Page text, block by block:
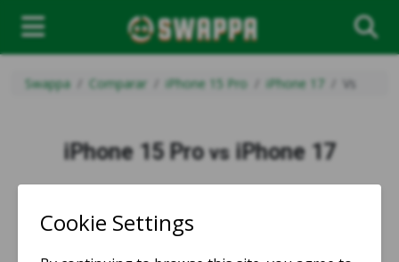
Swappa Comparar iPhone 15 Pro iPhone 17 Vs
iPhone 15 Pro vs iPhone 17
vs